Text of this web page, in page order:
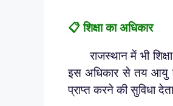
📋 शिक्षा का अधिकार
राजस्थान में भी शिक्षा
इस अधिकार से तय आयु के
प्राप्त करने की सुविधा